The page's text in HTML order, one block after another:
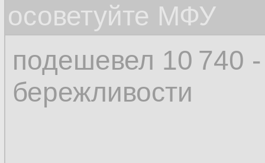
осоветуйте МФУ
подешевел 10 740
бережливости